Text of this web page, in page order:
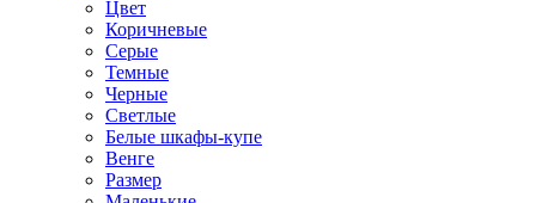
Цвет
Коричневые
Серые
Темные
Черные
Светлые
Белые шкафы-купе
Венге
Размер